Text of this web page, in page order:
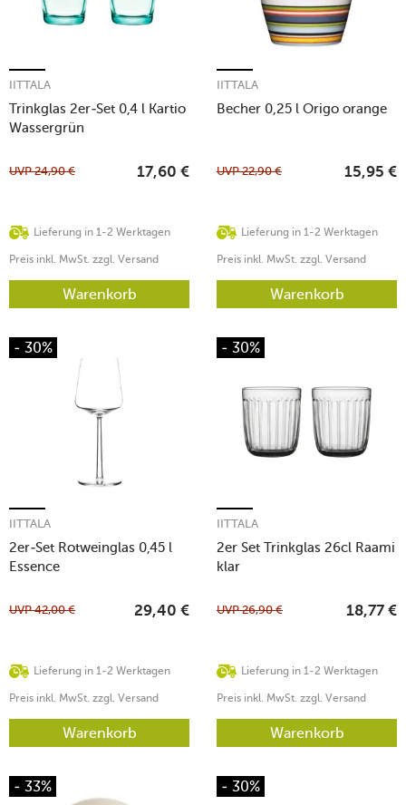
Trinkglas 2er-Set 0,4 l Kartio
Wassergrün
IITTALA
Lieferung in 1-2 Werktagen
UVP24,90 € 17,60 €
Preis inkl. MwSt. zzgl. Versand
Warenkorb
Becher 0,25 l Origo orange
IITTALA
Lieferung in 1-2 Werktagen
UVP22,90 € 15,95 €
Preis inkl. MwSt. zzgl. Versand
Warenkorb
- 30%
2er-Set Rotweinglas 0,45 l
Essence
IITTALA
Lieferung in 1-2 Werktagen
UVP42,00 € 29,40 €
Preis inkl. MwSt. zzgl. Versand
Warenkorb
- 30%
2er Set Trinkglas 26cl Raami
klar
IITTALA
Lieferung in 1-2 Werktagen
UVP26,90 € 18,77 €
Preis inkl. MwSt. zzgl. Versand
Warenkorb
- 33% - 30%